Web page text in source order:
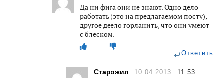
Да ни фига они не знают. Одно дело
работать (это на предлагаемом посту),
другое деело горланить, что они умеют
с блеском.
Ответить
Старожил 10.04.2013 11:53